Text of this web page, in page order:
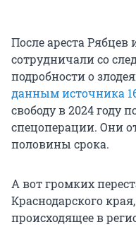
После ареста
сотрудничали со
подробности о
данным источника
свободу в 2024 году
спецоперации. Они
половины срока.
А вот громких
Краснодарского
происходящее в